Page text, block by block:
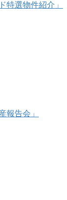
特選物件紹介」
報告会」